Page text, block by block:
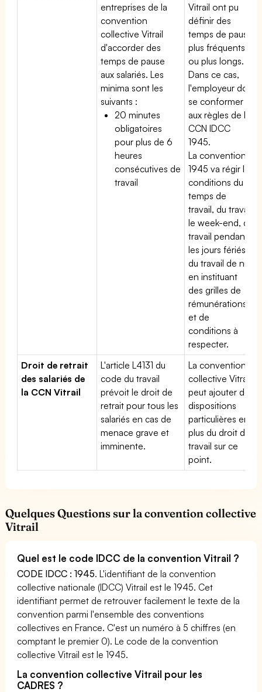
entreprises de la
convention
collective Vitrail
d'accorder des
temps de pause
aux salariés. Les
minima sont les
suivants :
20 minutes
obligatoires
pour plus de 6
heures
consécutives de
travail
Vitrail ont pu
définir des
temps de pause
plus fréquents
ou plus longs.
Dans ce cas,
l'employeur doit
se conformer
aux règles de la
CCN IDCC
1945.
La convention
1945 va régir les
conditions du
temps de
travail, du travail
le week-end, du
travail pendant
les jours fériés,
du travail de nuit
en instituant
des grilles de
rémunérations
et de
conditions à
respecter.
Droit de retrait
des salariés de
la CCN Vitrail
L'article L4131 du
code du travail
prévoit le droit de
retrait pour tous les
salariés en cas de
menace grave et
imminente.
La convention
collective Vitrail
peut ajouter des
dispositions
particulières en
plus du droit du
travail sur ce
point.
Quelques Questions sur la convention collective
Vitrail
Quel est le code IDCC de la convention Vitrail ?
CODE IDCC : 1945. L'identifiant de la convention
collective nationale (IDCC) Vitrail est le 1945. Cet
identifiant permet de retrouver facilement le texte de la
convention parmi l'ensemble des conventions
collectives en France. C'est un numéro à 5 chiffres (en
comptant le premier 0). Le code de la convention
collective Vitrail est le 1945.
La convention collective Vitrail pour les
CADRES ?